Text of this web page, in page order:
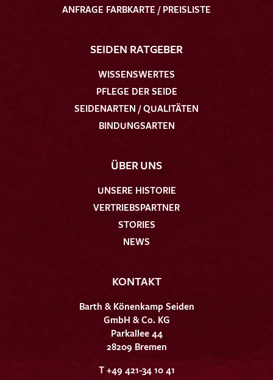
ANFRAGE FARBKARTE / PREISLISTE
SEIDEN RATGEBER
WISSENSWERTES
PFLEGE DER SEIDE
SEIDENARTEN / QUALITÄTEN
BINDUNGSARTEN
ÜBER UNS
UNSERE HISTORIE
VERTRIEBSPARTNER
STORIES
NEWS
KONTAKT
Barth & Könenkamp Seiden
GmbH & Co. KG
Parkallee 44
28209 Bremen
T +49 421-34 10 41